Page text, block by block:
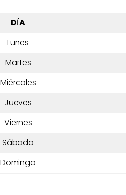
DÍA
Lunes
Martes
Miércoles
Jueves
Viernes
Sábado
Domingo